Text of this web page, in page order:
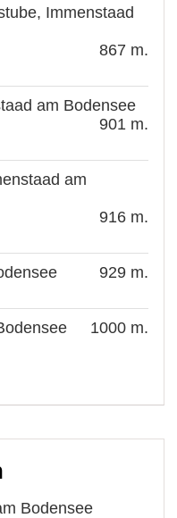
Immenstaad
867 m.
am Bodensee
901 m.
am
916 m.
929 m.
1000 m.
Bodensee